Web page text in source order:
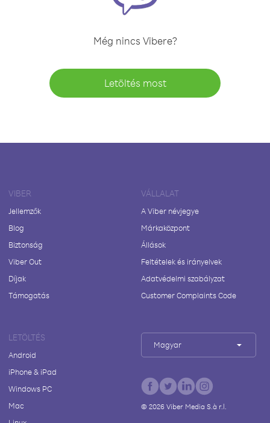
Még nincs Vibere?
Letöltés most
VIBER
Jellemzők
Blog
Biztonság
Viber Out
Díjak
Támogatás
VÁLLALAT
A Viber névjegye
Márkaközpont
Állások
Feltételek és irányelvek
Adatvédelmi szabályzat
Customer Complaints Code
LETÖLTÉS
Android
iPhone & iPad
Windows PC
Mac
Magyar
© 2026Viber Media S.à r.l.